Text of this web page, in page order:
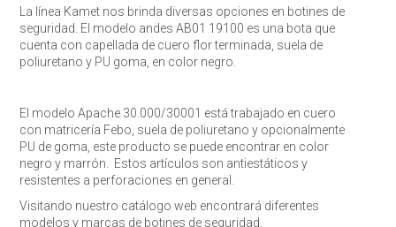
La línea Kamet nos brinda diversas opciones en botines de
seguridad. El modelo andes AB01 19100 es una bota que
cuenta con capellada de cuero flor terminada, suela de
poliuretano y PU goma, en color negro.
El modelo Apache 30.000/30001 está trabajado en cuero
con matricería Febo, suela de poliuretano y opcionalmente
PU de goma, este producto se puede encontrar en color
negro y marrón. Estos artículos son antiestáticos y
resistentes a perforaciones en general.
Visitando nuestro catálogo web encontrará diferentes
modelos y marcas de botines de seguridad.